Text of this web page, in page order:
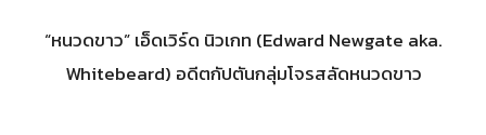
“หนวดขาว” เอ็ดเวิร์ด นิวเกท (Edward Newgate aka.
Whitebeard) อดีตกัปตันกลุ่มโจรสลัดหนวดขาว